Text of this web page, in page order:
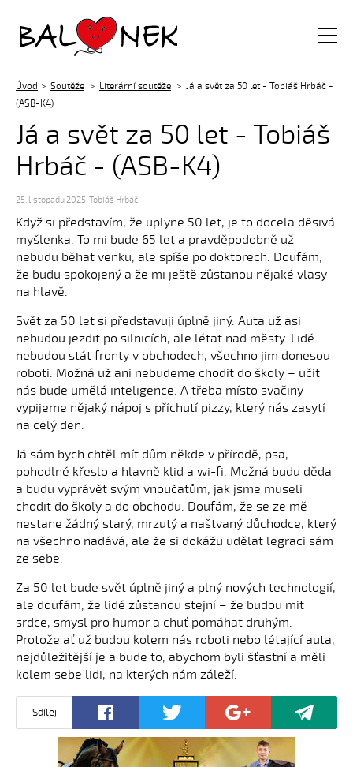
Balónek z.s.
Úvod Soutěže Literární soutěže
Já a svět za 50 let - Tobiáš Hrbáč -
(ASB-K4)
Já a svět za 50 let - Tobiáš
Hrbáč - (ASB-K4)
25. listopadu 2025,Tobiáš Hrbáč
Když si představím, že uplyne 50 let, je to docela děsivá
myšlenka. To mi bude 65 let a pravděpodobně už
nebudu běhat venku, ale spíše po doktorech. Doufám,
že budu spokojený a že mi ještě zůstanou nějaké vlasy
na hlavě.
Svět za 50 let si představuji úplně jiný. Auta už asi
nebudou jezdit po silnicích, ale létat nad městy. Lidé
nebudou stát fronty v obchodech, všechno jim donesou
roboti. Možná už ani nebudeme chodit do školy – učit
nás bude umělá inteligence. A třeba místo svačiny
vypijeme nějaký nápoj s příchutí pizzy, který nás zasytí
na celý den.
Já sám bych chtěl mít dům někde v přírodě, psa,
pohodlné křeslo a hlavně klid a wi-fi. Možná budu děda
a budu vyprávět svým vnoučatům, jak jsme museli
chodit do školy a do obchodu. Doufám, že se ze mě
nestane žádný starý, mrzutý a naštvaný důchodce, který
na všechno nadává, ale že si dokážu udělat legraci sám
ze sebe.
Za 50 let bude svět úplně jiný a plný nových technologií,
ale doufám, že lidé zůstanou stejní – že budou mít
srdce, smysl pro humor a chuť pomáhat druhým.
Protože ať už budou kolem nás roboti nebo létající auta,
nejdůležitější je a bude to, abychom byli šťastní a měli
kolem sebe lidi, na kterých nám záleží.
Sdílej